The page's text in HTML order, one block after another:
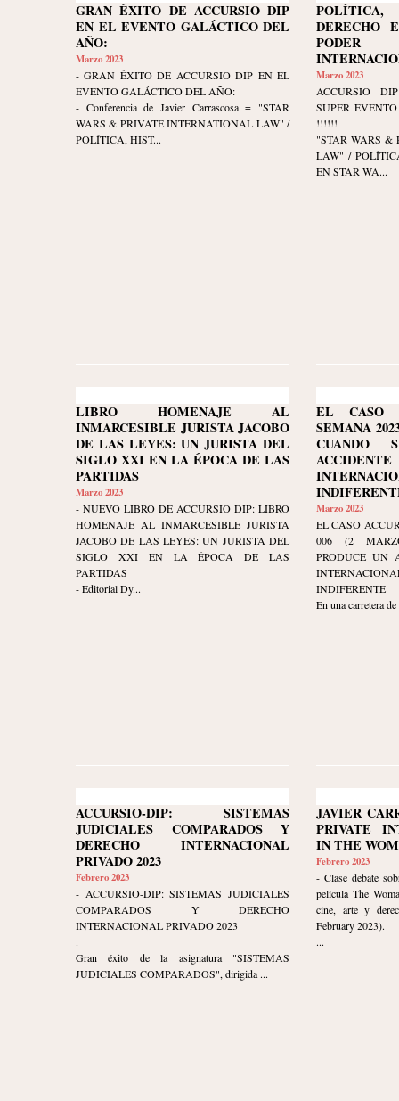
GRAN ÉXITO DE ACCURSIO DIP
EN EL EVENTO GALÁCTICO DEL
AÑO:
Marzo 2023
- GRAN ÉXITO DE ACCURSIO DIP EN EL
EVENTO GALÁCTICO DEL AÑO:
- Conferencia de Javier Carrascosa = "STAR
WARS & PRIVATE INTERNATIONAL LAW" /
POLÍTICA, HIST...
DERECHO
PODER
Marzo 2023
ACCURSIO
SUPER
!!!!!!
"STAR WARS &
LAW" /
EN STAR WA...
LIBRO HOMENAJE AL
INMARCESIBLE JURISTA JACOBO
DE LAS LEYES: UN JURISTA DEL
SIGLO XXI EN LA ÉPOCA DE LAS
PARTIDAS
Marzo 2023
- NUEVO LIBRO DE ACCURSIO DIP: LIBRO
HOMENAJE AL INMARCESIBLE JURISTA
JACOBO DE LAS LEYES: UN JURISTA DEL
SIGLO XXI EN LA ÉPOCA DE LAS
PARTIDAS
- Editorial Dy...
EL CASO
SEMANA
CUANDO
Marzo 2023
EL CASO
006 (2
PRODUCE UN
INDIFERENTE
En una carretera
ACCURSIO-DIP: SISTEMAS
JUDICIALES COMPARADOS Y
DERECHO INTERNACIONAL
PRIVADO 2023
Febrero 2023
- ACCURSIO-DIP: SISTEMAS JUDICIALES
COMPARADOS Y DERECHO
INTERNACIONAL PRIVADO 2023
.
Gran éxito de la asignatura "SISTEMAS
JUDICIALES COMPARADOS", dirigida ...
JAVIER
PRIVATE
IN THE
Febrero 2023
- Clase debate
película The
cine, arte y
February 2023).
...